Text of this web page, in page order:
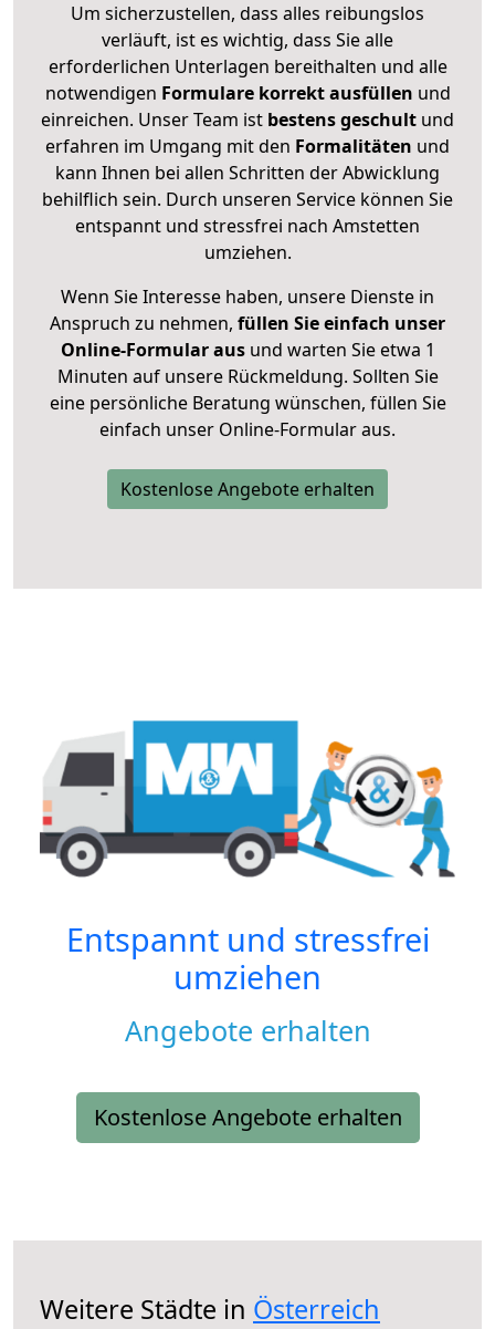
Um sicherzustellen, dass alles reibungslos
verläuft, ist es wichtig, dass Sie alle
erforderlichen Unterlagen bereithalten und alle
notwendigen Formulare korrekt ausfüllen und
einreichen. Unser Team ist bestens geschult und
erfahren im Umgang mit den Formalitäten und
kann Ihnen bei allen Schritten der Abwicklung
behilflich sein. Durch unseren Service können Sie
entspannt und stressfrei nach Amstetten
umziehen.
Wenn Sie Interesse haben, unsere Dienste in
Anspruch zu nehmen, füllen Sie einfach unser
Online-Formular ausund warten Sie etwa 1
Minuten auf unsere Rückmeldung. Sollten Sie
eine persönliche Beratung wünschen, füllen Sie
einfach unser Online-Formular aus.
Kostenlose Angebote erhalten
Entspannt und stressfrei
umziehen
Angebote erhalten
Kostenlose Angebote erhalten
Weitere Städte in Österreich